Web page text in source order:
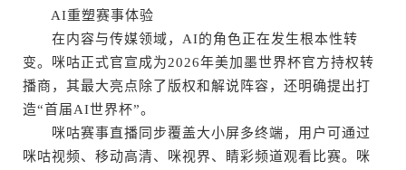
AI重塑赛事体验
在内容与传媒领域，AI的角色正在发生根本性转
变。咪咕正式官宣成为2026年美加墨世界杯官方持权转
播商，其最大亮点除了版权和解说阵容，还明确提出打
造“首届AI世界杯”。
咪咕赛事直播同步覆盖大小屏多终端，用户可通过
咪咕视频、移动高清、咪视界、睛彩频道观看比赛。咪